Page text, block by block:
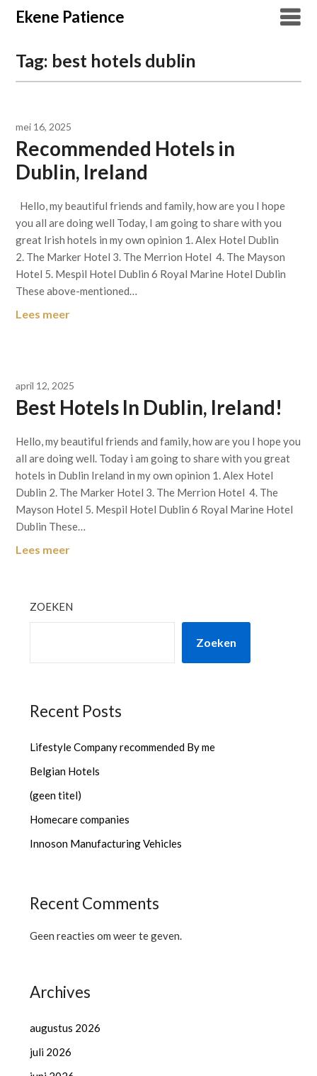
Overslaan
naar
Ekene Patience
Tag: best hotels dublin
mei 16, 2025
Recommended Hotels in
Dublin, Ireland
Hello, my beautiful friends and family, how are you I hope
you all are doing well Today, I am going to share with you
great Irish hotels in my own opinion 1. Alex Hotel Dublin
2. The Marker Hotel 3. The Merrion Hotel 4. The Mayson
Hotel 5. Mespil Hotel Dublin 6 Royal Marine Hotel Dublin
These above-mentioned…
Lees meer
april 12, 2025
Best Hotels In Dublin, Ireland!
Hello, my beautiful friends and family, how are you I hope you
all are doing well. Today i am going to share with you great
hotels in Dublin Ireland in my own opinion 1. Alex Hotel
Dublin 2. The Marker Hotel 3. The Merrion Hotel 4. The
Mayson Hotel 5. Mespil Hotel Dublin 6 Royal Marine Hotel
Dublin These…
Lees meer
ZOEKEN
Zoeken
Recent Posts
Lifestyle Company recommended By me
Belgian Hotels
(geen titel)
Homecare companies
Innoson Manufacturing Vehicles
Recent Comments
Geen reacties om weer te geven.
Archives
augustus 2026
juli 2026